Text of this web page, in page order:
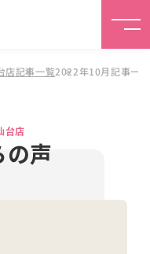
店記事一覧2022年10月記事一覧
台店
の声